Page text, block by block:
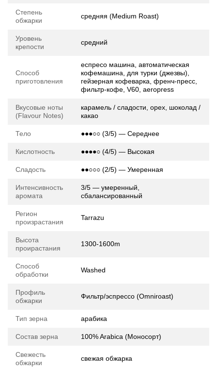
Степень
обжарки
средняя (Medium Roast)
Уровень
крепости
средний
Способ
приготовления
еспресо машина, автоматическая
кофемашина, для турки (джезвы),
гейзерная кофеварка, френч-пресс,
фильтр-кофе, V60, aeropress
Вкусовые ноты
(Flavour Notes)
карамель / сладости, орех, шоколад /
какао
Тело ●●●○○ (3/5) — Середнее
Кислотность ●●●●○ (4/5) — Высокая
Сладость ●●○○○ (2/5) — Умеренная
Интенсивность
аромата
3/5 — умеренный,
сбалансированный
Регион
произрастания
Tarrazu
Высота
проирастания
1300-1600m
Способ
обработки
Washed
Профиль
обжарки
Фильтр/эспрессо (Omniroast)
Тип зерна арабика
Состав зерна 100% Arabica (Моносорт)
Свежесть
обжарки
свежая обжарка